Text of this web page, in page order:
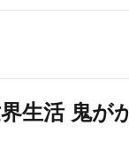
生活 鬼が